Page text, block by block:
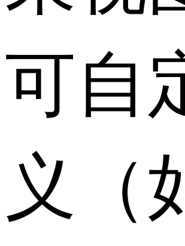
可自
义（